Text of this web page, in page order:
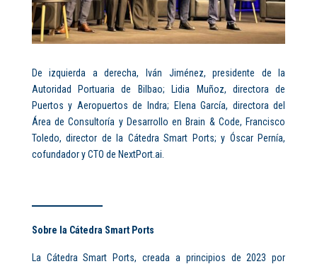
De izquierda a derecha, Iván Jiménez, presidente de la
Autoridad Portuaria de Bilbao; Lidia Muñoz, directora de
Puertos y Aeropuertos de Indra; Elena García, directora del
Área de Consultoría y Desarrollo en Brain & Code, Francisco
Toledo, director de la Cátedra Smart Ports; y Óscar Pernía,
cofundador y CTO de NextPort.ai.
Sobre la Cátedra Smart Ports
La Cátedra Smart Ports, creada a principios de 2023 por